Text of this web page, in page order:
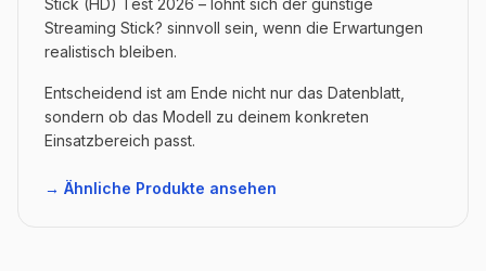
Stick (HD) Test 2026 – lohnt sich der günstige
Streaming Stick? sinnvoll sein, wenn die Erwartungen
realistisch bleiben.
Entscheidend ist am Ende nicht nur das Datenblatt,
sondern ob das Modell zu deinem konkreten
Einsatzbereich passt.
→ Ähnliche Produkte ansehen